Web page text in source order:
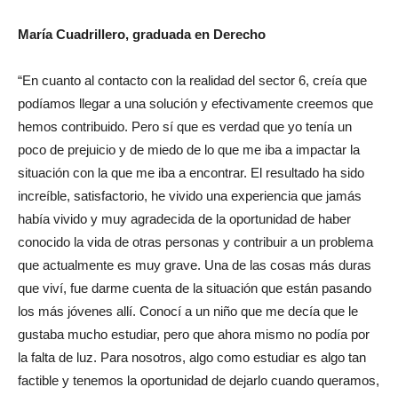
María Cuadrillero, graduada en Derecho
“En cuanto al contacto con la realidad del sector 6, creía que
podíamos llegar a una solución y efectivamente creemos que
hemos contribuido. Pero sí que es verdad que yo tenía un
poco de prejuicio y de miedo de lo que me iba a impactar la
situación con la que me iba a encontrar. El resultado ha sido
increíble, satisfactorio, he vivido una experiencia que jamás
había vivido y muy agradecida de la oportunidad de haber
conocido la vida de otras personas y contribuir a un problema
que actualmente es muy grave. Una de las cosas más duras
que viví, fue darme cuenta de la situación que están pasando
los más jóvenes allí. Conocí a un niño que me decía que le
gustaba mucho estudiar, pero que ahora mismo no podía por
la falta de luz. Para nosotros, algo como estudiar es algo tan
factible y tenemos la oportunidad de dejarlo cuando queramos,